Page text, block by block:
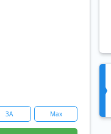
3A Max